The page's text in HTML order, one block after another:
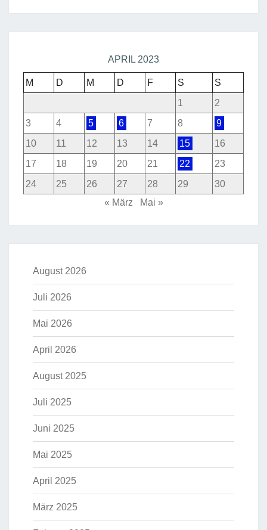
APRIL 2023
M D M D F S
S
1
2
3
4 5 6 7 8
9
10
11 12 13 14 15
16
17
18 19 20 21 22
23
24
25 26 27 28 29
30
« März
Mai »
August 2026
Juli 2026
Mai 2026
April 2026
August 2025
Juli 2025
Juni 2025
Mai 2025
April 2025
März 2025